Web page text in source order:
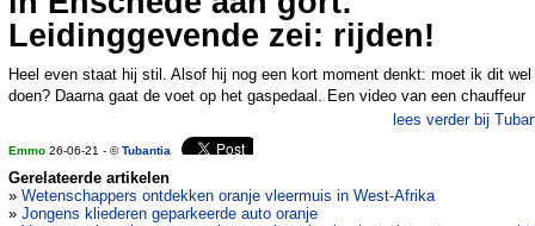
Leidinggevende zei: rijden!
Heel even staat hij stil. Alsof hij nog een kort moment denkt: moet ik dit wel
doen? Daarna gaat de voet op het gaspedaal. Een video van een chauffeur
lees verder bij
Emmo 26-06-21 - ©Tubantia
Gerelateerde artikelen
» Wetenschappers ontdekken oranje vleermuis in West-Afrika
» Jongens kliederen geparkeerde auto oranje